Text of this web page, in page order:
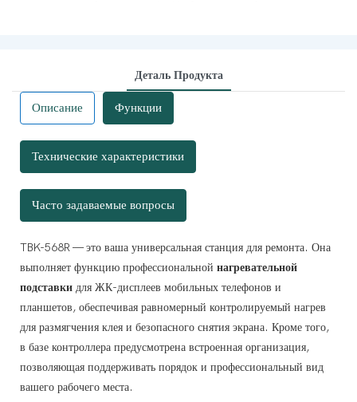
Деталь Продукта
Описание Функции
Технические характеристики
Часто задаваемые вопросы
TBK-568R — это ваша универсальная станция для ремонта. Она
выполняет функцию профессиональной нагревательной
подставки для ЖК-дисплеев мобильных телефонов и
планшетов, обеспечивая равномерный контролируемый нагрев
для размягчения клея и безопасного снятия экрана. Кроме того,
в базе контроллера предусмотрена встроенная организация,
позволяющая поддерживать порядок и профессиональный вид
вашего рабочего места.
с четким цифровым дисплеем позволяет устанавливать и
x 21 см) термостойкая гибкая грелка, которая служит основной
для легкого переключения между источниками
деталей, а также слотами для отвёрток. Больше никаких
для ЖК-дисплеев при замене экранов. Он подаёт
чтобы размягчить клей, что значительно упрощает